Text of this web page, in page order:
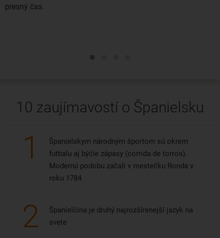
presný čas.
10 zaujímavostí o Španielsku
1
Španielskym národným športom sú okrem
futbalu aj býčie zápasy (corrida de torros).
Modernú podobu začali v mestečku Ronda v
roku 1784
2
Španielčina je druhý najrozšírenejší jazyk na
svete